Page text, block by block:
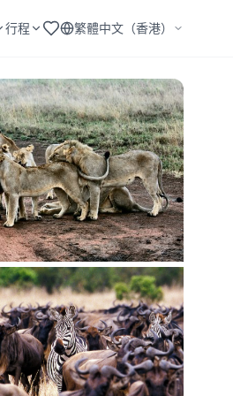
行程 繁體中文（香港）